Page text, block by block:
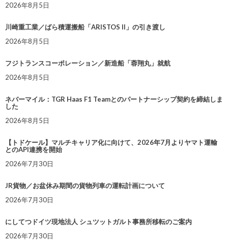
2026年8月5日
川崎重工業／ばら積運搬船「ARISTOS II」の引き渡し
2026年8月5日
フジトランスコーポレーション／新造船「蓉翔丸」就航
2026年8月5日
ネバーマイル：TGR Haas F1 Teamとのパートナーシップ契約を締結しま
した
2026年8月5日
【トドケール】マルチキャリア化に向けて、2026年7月よりヤマト運輸
とのAPI連携を開始
2026年7月30日
JR貨物／お盆休み期間の貨物列車の運転計画について
2026年7月30日
にしてつドイツ現地法人 シュツットガルト事務所移転のご案内
2026年7月30日